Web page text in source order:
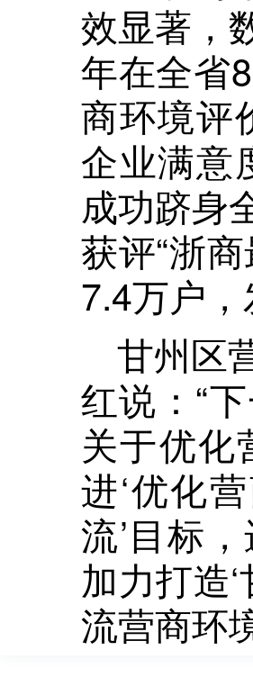
效显著，
年在全省
商环境评
企业满意
成功跻身
获评“浙
7.4万户
甘州区
红说：“
关于优化
进‘优化
流’目标
加力打造
流营商环